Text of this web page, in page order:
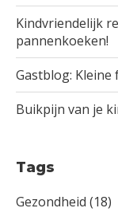
Kindvriendelijk
pannenkoeken!
Gastblog: Kleine
Buikpijn van je
Tags
Gezondheid (18)